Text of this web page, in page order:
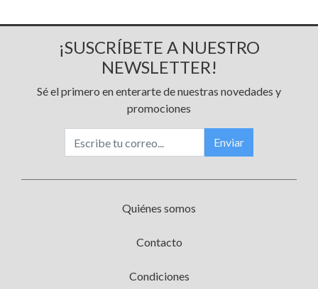
¡SUSCRÍBETE A NUESTRO
NEWSLETTER!
Sé el primero en enterarte de nuestras novedades y
promociones
Enviar
Quiénes somos
Contacto
Condiciones